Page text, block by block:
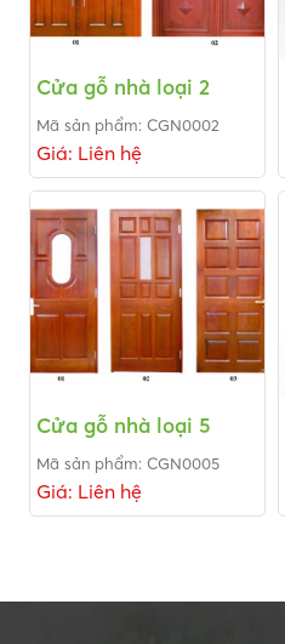
Cửa gỗ nhà loại 2
Mã sản phẩm: CGN0002
Giá: Liên hệ
Cửa gỗ nhà loại 5
Mã sản phẩm: CGN0005
Giá: Liên hệ